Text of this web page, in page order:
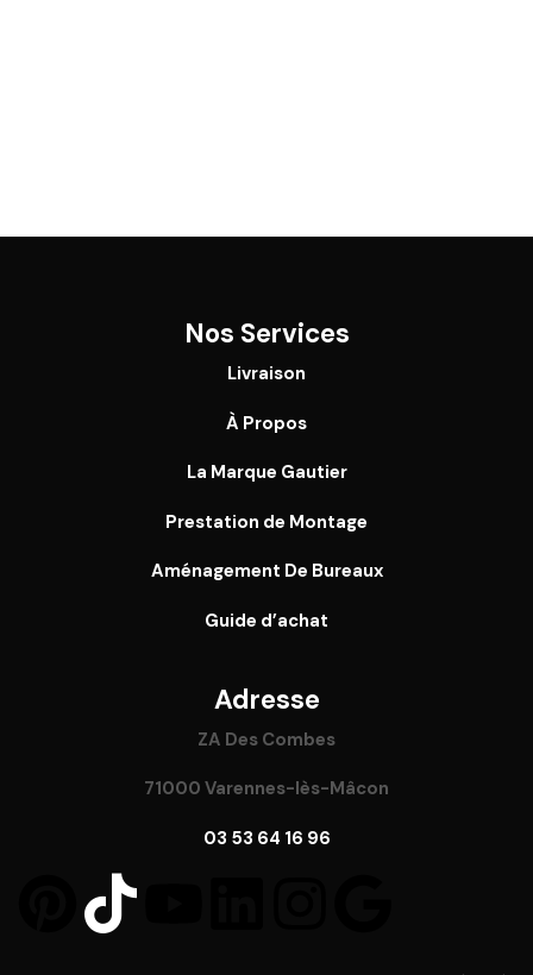
Nos Services
Livraison
À Propos
La Marque Gautier
Prestation de Montage
Aménagement De Bureaux
Guide d’achat
Adresse
ZA Des Combes
71000 Varennes-lès-Mâcon
03 53 64 16 96